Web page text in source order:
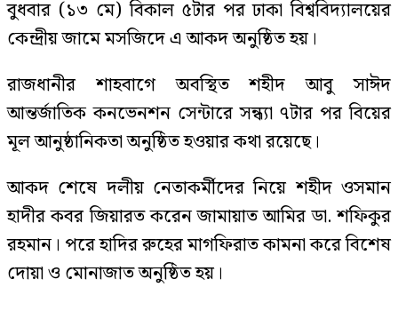
বুধবার (১৩ মে) বিকাল ৫টার পর ঢাকা বিশ্ববিদ্যালয়ের
কেন্দ্রীয় জামে মসজিদে এ আকদ অনুষ্ঠিত হয়।
রাজধানীর শাহবাগে অবস্থিত শহীদ আবু সাঈদ
আন্তর্জাতিক কনভেনশন সেন্টারে সন্ধ্যা ৭টার পর বিয়ের
মূল আনুষ্ঠানিকতা অনুষ্ঠিত হওয়ার কথা রয়েছে।
আকদ শেষে দলীয় নেতাকর্মীদের নিয়ে শহীদ ওসমান
হাদীর কবর জিয়ারত করেন জামায়াত আমির ডা. শফিকুর
রহমান। পরে হাদির রুহের মাগফিরাত কামনা করে বিশেষ
দোয়া ও মোনাজাত অনুষ্ঠিত হয়।